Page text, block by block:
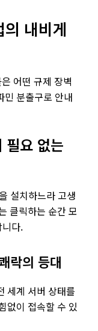
내비게
어떤 규제 장벽
민 분출구로 안내
필요 없는
설치하느라 고생
클릭하는 순간 모
다.
락의 등대
세계 서버 상태를
없이 접속할 수 있